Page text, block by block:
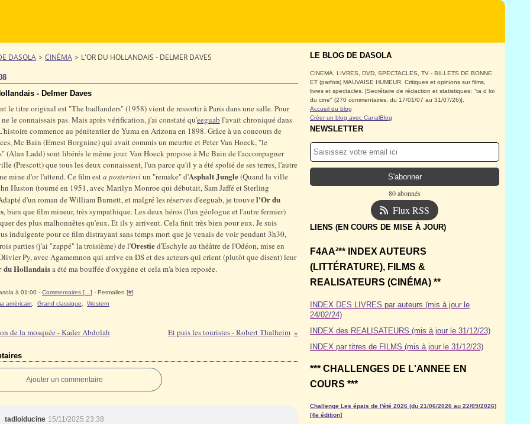
DASOLA > CINÉMA > L'OR DU HOLLANDAIS - DELMER DAVES
- Delmer Daves
le titre original est "The badlanders" (1958) vient de ressortir à Paris dans une salle. Pour
le connaissais pas. Mais après vérification, j'ai constaté qu'eeguab l'avait chroniqué dans
commence au pénitentier de Yuma en Arizona en 1898. Grâce à un concours de
Mc Bain (Ernest Borgnine) qui avait commis un meurtre et Peter Van Hoeck, "le
(Alan Ladd) sont libérés le même jour. Van Hoeck propose à Mc Bain de l'accompagner
(Prescott) que tous les deux connaissent, l'un parce qu'il y a été spolié de ses terres, l'autre
mine d'or l'attend. Ce film esta posterioriun "remake" d'Asphalt Jungle(Quand la ville
Huston (tourné en 1951, avec Marilyn Monroe qui débutait, Sam Jaffé et Sterling
d'un roman de William Burnett, et malgré les réserves d'eeguab, je trouve l'Or du
, bien que film mineur, très sympathique. Les deux héros (l'un géologue et l'autre fermier)
des plus malhonnêtes qu'eux. Et ils y arrivent. Cela finit très bien pour eux. Je suis
indulgente pour ce film distrayant sans temps mort que je venais de voir pendant 3h30,
parties (j'ai "zappé" la troisième) de l'Orestied'Eschyle au théâtre de l'Odéon, mise en
Py, avec Agamemnon qui arrive en DS et des acteurs qui crient (plutôt que disent) leur
Hollandaisa été ma bouffée d'oxygène et cela m'a bien reposée.
à 01:00 - Commentaires [ ] - Permalien [#]
américain Grand classique Western
de la mosquée - Kader Abdolah Et puis les touristes - Robert Thalheim
Ajouter un commentaire
tadloiducine 15/11/2025 23:38
LE BLOG DE DASOLA
CINEMA, LIVRES, DVD, SPECTACLES, TV - BILLETS DE BONNE
ET (parfois) MAUVAISE HUMEUR. Critiques et opinions sur films,
livres et spectacles. [Secrétaire de rédaction et statistiques: "ta d loi
du cine" (270 commentaires, du 17/01/07 au 31/07/26)].
Accueil du blog
Créer un blog avec CanalBlog
NEWSLETTER
80 abonnés
Flux RSS
LIENS (EN COURS DE MISE À JOUR)
F4AA²** INDEX AUTEURS
(LITTÉRATURE), FILMS &
REALISATEURS (CINÉMA) **
INDEX DES LIVRES par auteurs (mis à jour le
24/02/24)
INDEX des REALISATEURS (mis à jour le 31/12/23)
INDEX par titres de FILMS (mis à jour le 31/12/23)
*** CHALLENGES DE L'ANNEE EN
COURS ***
Challenge Les épais de l'été 2026 (du 21/06/2026 au 22/09/2026)
[4e édition]